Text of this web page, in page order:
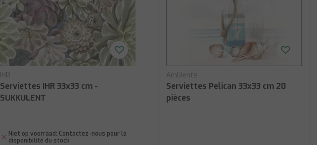
IHR
Serviettes IHR 33x33 cm -
SUKKULENT
Niet op voorraad: Contactez-nous pour la
disponibilité du stock
Ambiente
Serviettes Pelican 33x33 cm 20
pièces